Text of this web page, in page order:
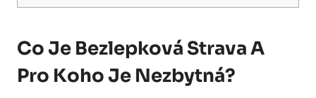
Co Je Bezlepková Strava A
Pro Koho Je Nezbytná?